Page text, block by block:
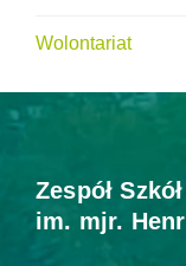
Wolontariat
Zespół
im. mjr.